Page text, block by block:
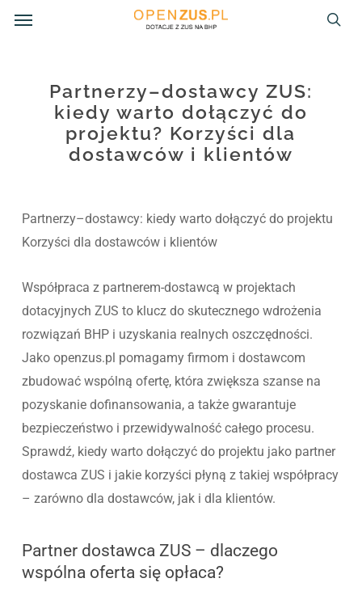
Skip
Partnerzy–dostawcy ZUS:
kiedy warto dołączyć do
projektu? Korzyści dla
dostawców i klientów
Partnerzy–dostawcy: kiedy warto dołączyć do projektu
Korzyści dla dostawców i klientów
Współpraca z partnerem-dostawcą w projektach
dotacyjnych ZUS to klucz do skutecznego wdrożenia
rozwiązań BHP i uzyskania realnych oszczędności.
Jako openzus.pl pomagamy firmom i dostawcom
zbudować wspólną ofertę, która zwiększa szanse na
pozyskanie dofinansowania, a także gwarantuje
bezpieczeństwo i przewidywalność całego procesu.
Sprawdź, kiedy warto dołączyć do projektu jako partner
dostawca ZUS i jakie korzyści płyną z takiej współpracy
– zarówno dla dostawców, jak i dla klientów.
Partner dostawca ZUS – dlaczego
wspólna oferta się opłaca?